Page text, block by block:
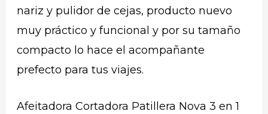
nariz y pulidor de cejas, producto nuevo
muy práctico y funcional y por su tamaño
compacto lo hace el acompañante
prefecto para tus viajes.
Afeitadora Cortadora Patillera Nova 3 en 1